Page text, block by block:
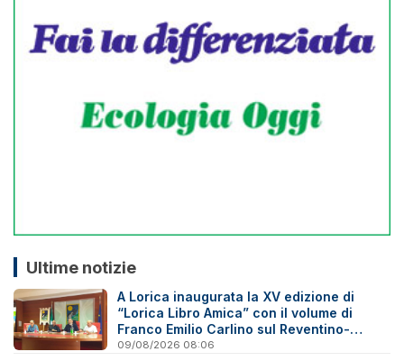
Ultime notizie
A Lorica inaugurata la XV edizione di
“Lorica Libro Amica” con il volume di
Franco Emilio Carlino sul Reventino-
Savuto
09/08/2026 08:06